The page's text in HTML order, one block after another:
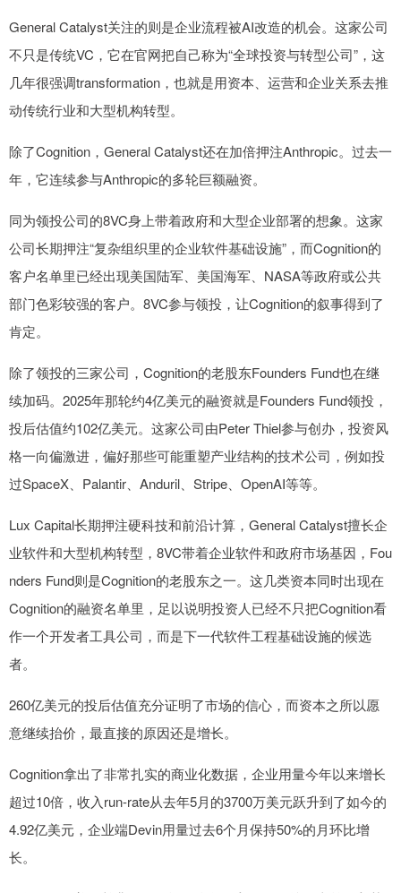
General Catalyst关注的则是企业流程被AI改造的机会。这家公司
不只是传统VC，它在官网把自己称为“全球投资与转型公司”，这
几年很强调transformation，也就是用资本、运营和企业关系去推
动传统行业和大型机构转型。
除了Cognition，General Catalyst还在加倍押注Anthropic。过去一
年，它连续参与Anthropic的多轮巨额融资。
同为领投公司的8VC身上带着政府和大型企业部署的想象。这家
公司长期押注“复杂组织里的企业软件基础设施”，而Cognition的
客户名单里已经出现美国陆军、美国海军、NASA等政府或公共
部门色彩较强的客户。8VC参与领投，让Cognition的叙事得到了
肯定。
除了领投的三家公司，Cognition的老股东Founders Fund也在继
续加码。2025年那轮约4亿美元的融资就是Founders Fund领投，
投后估值约102亿美元。这家公司由Peter Thiel参与创办，投资风
格一向偏激进，偏好那些可能重塑产业结构的技术公司，例如投
过SpaceX、Palantir、Anduril、Stripe、OpenAI等等。
Lux Capital长期押注硬科技和前沿计算，General Catalyst擅长企
业软件和大型机构转型，8VC带着企业软件和政府市场基因，Fou
nders Fund则是Cognition的老股东之一。这几类资本同时出现在
Cognition的融资名单里，足以说明投资人已经不只把Cognition看
作一个开发者工具公司，而是下一代软件工程基础设施的候选
者。
260亿美元的投后估值充分证明了市场的信心，而资本之所以愿
意继续抬价，最直接的原因还是增长。
Cognition拿出了非常扎实的商业化数据，企业用量今年以来增长
超过10倍，收入run-rate从去年5月的3700万美元跃升到了如今的
4.92亿美元，企业端Devin用量过去6个月保持50%的月环比增
长。